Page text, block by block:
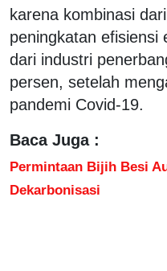
karena kombinasi
peningkatan efisiensi
dari industri
persen, setelah
pandemi Covid-19.
Baca Juga :
Permintaan Bijih Besi
Dekarbonisasi